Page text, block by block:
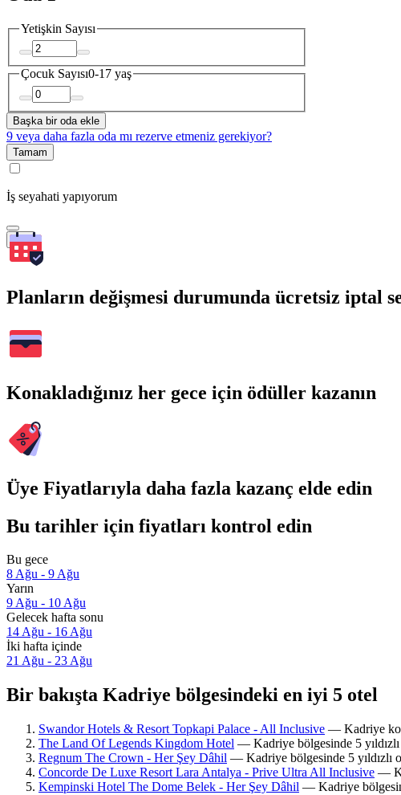
Yetişkin Sayısı
Çocuk Sayısı0-17 yaş
Başka bir oda ekle
9 veya daha fazla oda mı rezerve etmeniz gerekiyor?
Tamam
İş seyahati yapıyorum
Ara
Planların değişmesi durumunda ücretsiz iptal
Konakladığınız her gece için ödüller kazanın
Üye Fiyatlarıyla daha fazla kazanç elde edin
Bu tarihler için fiyatları kontrol edin
Bu gece
8 Ağu - 9 Ağu
Yarın
9 Ağu - 10 Ağu
Gelecek hafta sonu
14 Ağu - 16 Ağu
İki hafta içinde
21 Ağu - 23 Ağu
Bir bakışta Kadriye bölgesindeki en iyi 5 otel
Swandor Hotels & Resort Topkapi Palace - All Inclusive — Kadriye
The Land Of Legends Kingdom Hotel — Kadriye bölgesinde 5
Regnum The Crown - Her Şey Dâhil — Kadriye bölgesinde 5 yıldızlı
Concorde De Luxe Resort Lara Antalya - Prive Ultra All Inclusive —
Kempinski Hotel The Dome Belek - Her Şey Dâhil — Kadriye